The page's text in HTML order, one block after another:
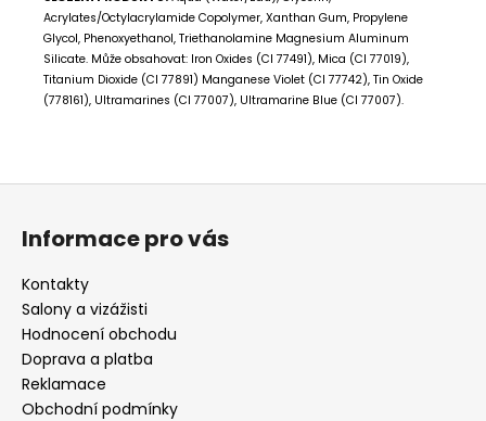
Acrylates/Octylacrylamide Copolymer, Xanthan Gum, Propylene
Glycol, Phenoxyethanol, Triethanolamine Magnesium Aluminum
Silicate. Může obsahovat: Iron Oxides (CI 77491), Mica (CI 77019),
Titanium Dioxide (CI 77891) Manganese Violet (CI 77742), Tin Oxide
(778161), Ultramarines (CI 77007), Ultramarine Blue (CI 77007).
Z
Informace pro vás
Kontakty
Salony a vizážisti
Hodnocení obchodu
Doprava a platba
Reklamace
Obchodní podmínky